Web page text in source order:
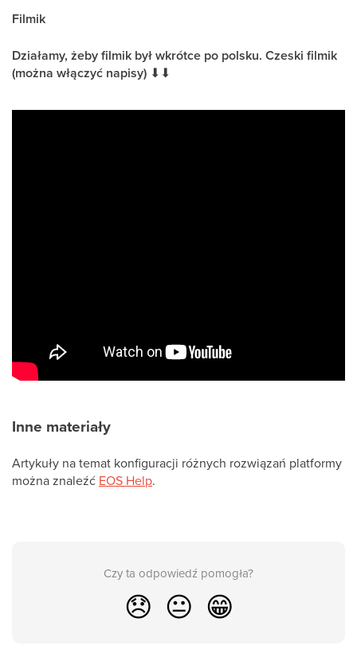
Filmik
Działamy, żeby filmik był wkrótce po polsku. Czeski filmik
(można włączyć napisy) ⬇ ⬇
Inne materiały
Artykuły na temat konfiguracji różnych rozwiązań platformy
można znaleźć EOS Help.
Czy ta odpowiedź pomogła?
😞 😐 😁